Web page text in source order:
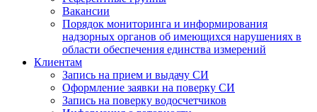
Вакансии
Порядок мониторинга и информирования
надзорных органов об имеющихся нарушениях в
области обеспечения единства измерений
Клиентам
Запись на прием и выдачу СИ
Оформление заявки на поверку СИ
Запись на поверку водосчетчиков